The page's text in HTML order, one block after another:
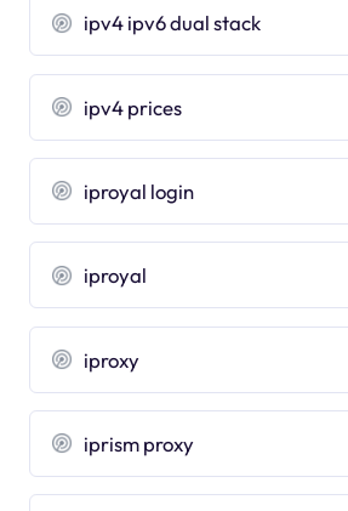
ipv4 ipv6 dual stack
ipv4 prices
iproyal login
iproyal
iproxy
iprism proxy